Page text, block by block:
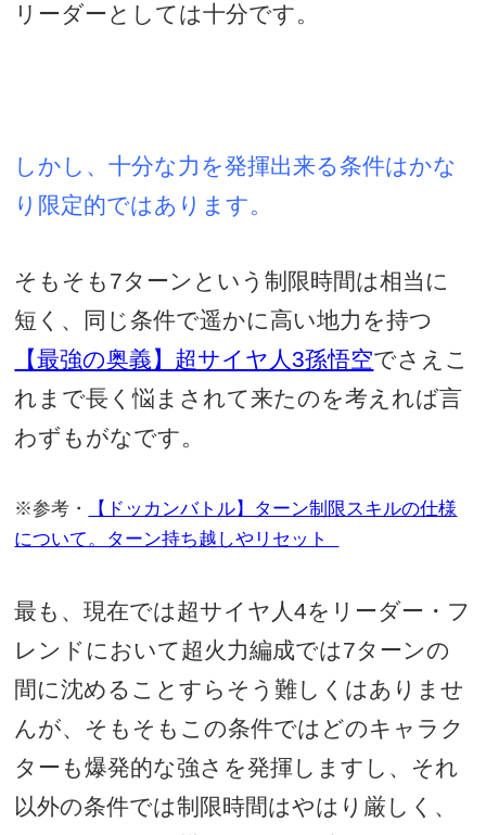
リーダーとしては十分です。
しかし、十分な力を発揮出来る条件はかな
り限定的ではあります。
そもそも7ターンという制限時間は相当に
短く、同じ条件で遥かに高い地力を持つ
【最強の奥義】超サイヤ人3孫悟空でさえこ
れまで長く悩まされて来たのを考えれば言
わずもがなです。
※参考・
【ドッカンバトル】ターン制限スキルの仕様
について。ターン持ち越しやリセット
最も、現在では超サイヤ人4をリーダー・フ
レンドにおいて超火力編成では7ターンの
間に沈めることすらそう難しくはありませ
んが、そもそもこの条件ではどのキャラク
ターも爆発的な強さを発揮しますし、 それ
以外の条件では制限時間はやはり厳しく、